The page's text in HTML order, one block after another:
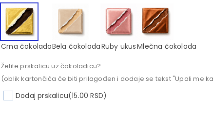
Crna čokoladaBela čokoladaRuby ukusMlečna čokolada
Želite prskalicu uz čokoladicu?
(oblik kartončića će biti prilagođen i dodaje se tekst "Upali me
Dodaj prskalicu(15.00 RSD)